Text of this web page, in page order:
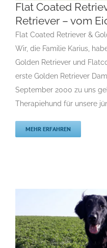
Flat Coated Retriever
F Gruppe 8-
Flatcoated Retriever
Retriever Landesgruppe
Rassehunde von A
Flat Coated
Retriever – vom
Flat Coated Retriever &
Wir, die Familie Karius,
Golden Retriever und
erste Golden Retriever
September 2000 zu uns
Therapiehund für unsere
MEHR ERFAHREN